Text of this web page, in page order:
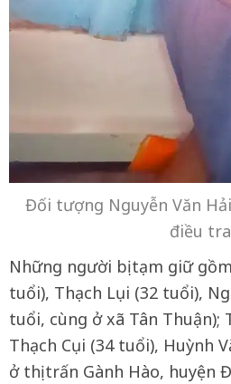
Đối tượng Nguyễn Văn
điều
Những người bị tạm giữ
tuổi), Thạch Lụi (32 tuổi),
tuổi, cùng ở xã Tân Thuận);
Thạch Cụi (34 tuổi), Huỳnh
ở thị trấn Gành Hào, huyện